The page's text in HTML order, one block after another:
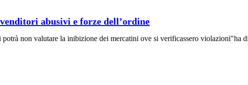
abusivi e forze dell’ordine
non valutare la inibizione dei mercatini ove si verificassero violazioni"ha